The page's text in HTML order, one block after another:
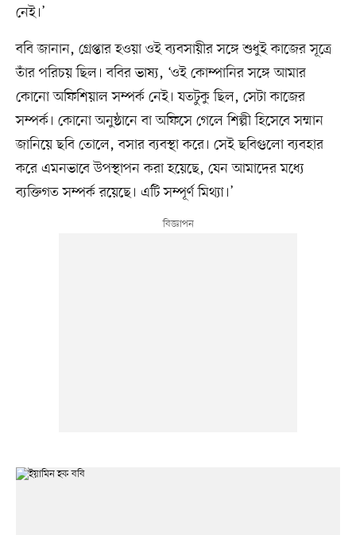
নেই।’
ববি জানান, গ্রেপ্তার হওয়া ওই ব্যবসায়ীর সঙ্গে শুধুই কাজের সূত্রে
তাঁর পরিচয় ছিল। ববির ভাষ্য, ‘ওই কোম্পানির সঙ্গে আমার
কোনো অফিশিয়াল সম্পর্ক নেই। যতটুকু ছিল, সেটা কাজের
সম্পর্ক। কোনো অনুষ্ঠানে বা অফিসে গেলে শিল্পী হিসেবে সম্মান
জানিয়ে ছবি তোলে, বসার ব্যবস্থা করে। সেই ছবিগুলো ব্যবহার
করে এমনভাবে উপস্থাপন করা হয়েছে, যেন আমাদের মধ্যে
ব্যক্তিগত সম্পর্ক রয়েছে। এটি সম্পূর্ণ মিথ্যা।’